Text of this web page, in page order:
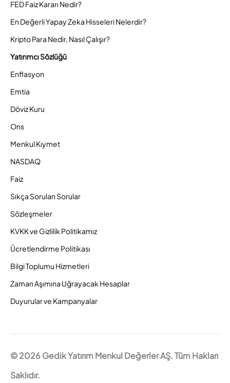
FED Faiz Kararı Nedir?
En Değerli Yapay Zeka Hisseleri Nelerdir?
Kripto Para Nedir, Nasıl Çalışır?
Yatırımcı Sözlüğü
Enflasyon
Emtia
Döviz Kuru
Ons
Menkul Kıymet
NASDAQ
Faiz
Sıkça Sorulan Sorular
Sözleşmeler
KVKK ve Gizlilik Politikamız
Ücretlendirme Politikası
Bilgi Toplumu Hizmetleri
Zaman Aşımına Uğrayacak Hesaplar
Duyurular ve Kampanyalar
© 2026 Gedik Yatırım Menkul Değerler AŞ. Tüm Hakları
Saklıdır.